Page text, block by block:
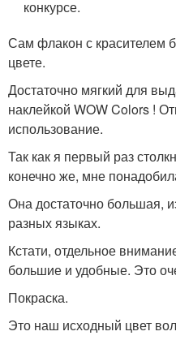
конкурсе.
Сам флакон с красителем
цвете.
Достаточно мягкий для
наклейкой WOW Colors !
использование.
Так как я первый раз
конечно же, мне
Она достаточно большая,
разных языках.
Кстати, отдельное
большие и удобные. Это
Покраска.
Это наш исходный цвет